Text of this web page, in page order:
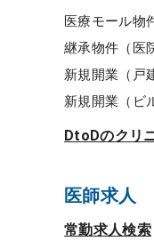
医療モール物
継承物件（医
新規開業（戸
新規開業（ビ
DtoDのクリ
医師求人
常勤求人検索